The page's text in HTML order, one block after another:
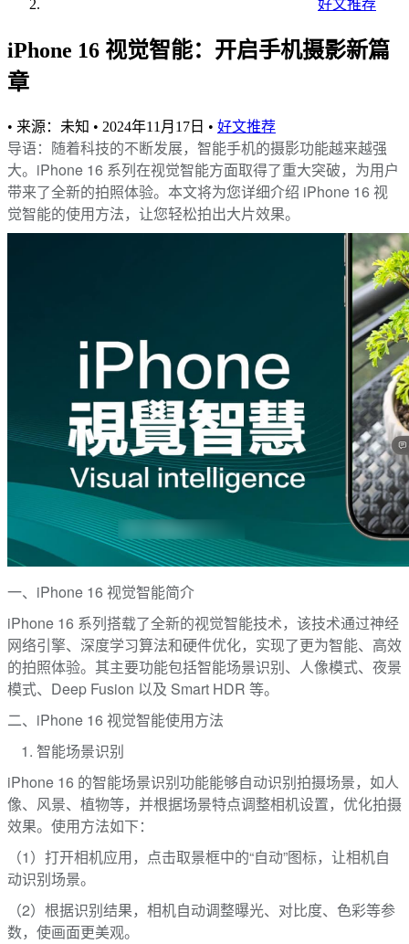
好文推荐
iPhone 16 视觉智能：开启手机摄影新篇
章
• 来源：未知 • 2024年11月17日 • 好文推荐
导语：随着科技的不断发展，智能手机的摄影功能越来越强
大。iPhone 16 系列在视觉智能方面取得了重大突破，为用户
带来了全新的拍照体验。本文将为您详细介绍 iPhone 16 视
觉智能的使用方法，让您轻松拍出大片效果。
一、iPhone 16 视觉智能简介
iPhone 16 系列搭载了全新的视觉智能技术，该技术通过神经
网络引擎、深度学习算法和硬件优化，实现了更为智能、高效
的拍照体验。其主要功能包括智能场景识别、人像模式、夜景
模式、Deep Fusion 以及 Smart HDR 等。
二、iPhone 16 视觉智能使用方法
智能场景识别
iPhone 16 的智能场景识别功能能够自动识别拍摄场景，如人
像、风景、植物等，并根据场景特点调整相机设置，优化拍摄
效果。使用方法如下：
（1）打开相机应用，点击取景框中的“自动”图标，让相机自
动识别场景。
（2）根据识别结果，相机自动调整曝光、对比度、色彩等参
数，使画面更美观。